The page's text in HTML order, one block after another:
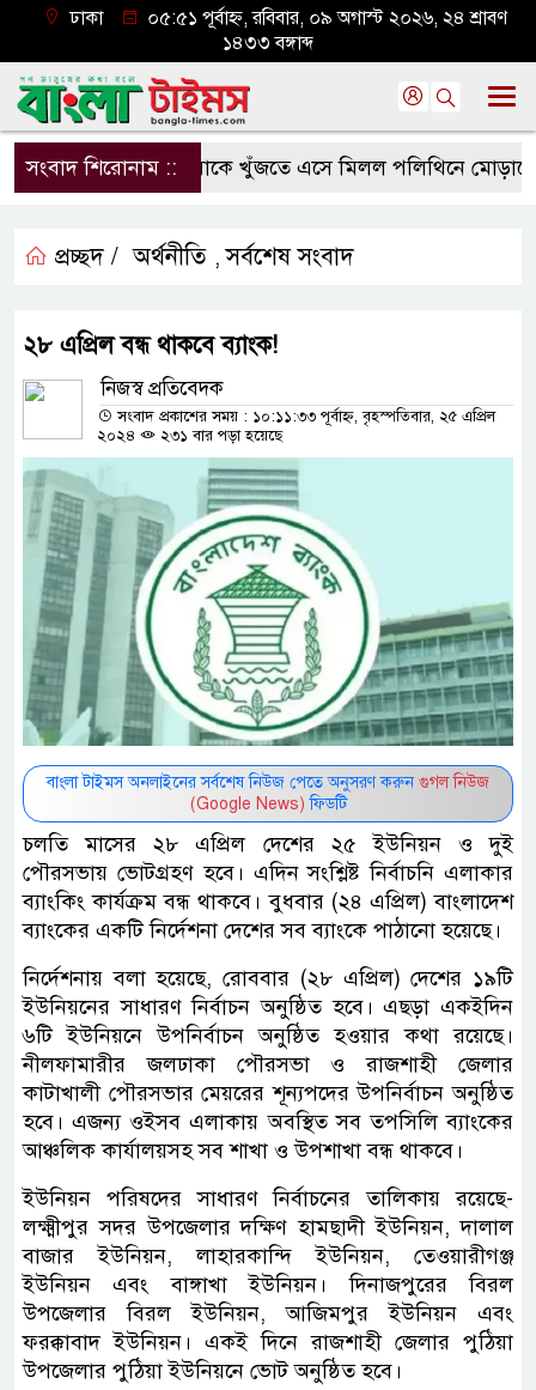
ঢাকা
০৫:৫১ পূর্বাহ্ন, রবিবার, ০৯ অগাস্ট ২০২৬, ২৪ শ্রাবণ
১৪৩৩ বঙ্গাব্দ
সংবাদ শিরোনাম ::মাকে খুঁজতে এসে মিলল পলিথিনে মোড়ানো
প্রচ্ছদ / অর্থনীতি ,সর্বশেষ সংবাদ
২৮ এপ্রিল বন্ধ থাকবে ব্যাংক!
নিজস্ব প্রতিবেদক
সংবাদ প্রকাশের সময় : ১০:১১:৩৩ পূর্বাহ্ন, বৃহস্পতিবার, ২৫ এপ্রিল
২০২৪
২৩১ বার পড়া হয়েছে
বাংলা টাইমস অনলাইনের সর্বশেষ নিউজ পেতে অনুসরণ করুন গুগল নিউজ
(Google News) ফিডটি
চলতি মাসের ২৮ এপ্রিল দেশের ২৫ ইউনিয়ন ও দুই
পৌরসভায় ভোটগ্রহণ হবে। এদিন সংশ্লিষ্ট নির্বাচনি এলাকার
ব্যাংকিং কার্যক্রম বন্ধ থাকবে। বুধবার (২৪ এপ্রিল) বাংলাদেশ
ব্যাংকের একটি নির্দেশনা দেশের সব ব্যাংকে পাঠানো হয়েছে।
নির্দেশনায় বলা হয়েছে, রোববার (২৮ এপ্রিল) দেশের ১৯টি
ইউনিয়নের সাধারণ নির্বাচন অনুষ্ঠিত হবে। এছড়া একইদিন
৬টি ইউনিয়নে উপনির্বাচন অনুষ্ঠিত হওয়ার কথা রয়েছে।
নীলফামারীর জলঢাকা পৌরসভা ও রাজশাহী জেলার
কাটাখালী পৌরসভার মেয়রের শূন্যপদের উপনির্বাচন অনুষ্ঠিত
হবে। এজন্য ওইসব এলাকায় অবস্থিত সব তপসিলি ব্যাংকের
আঞ্চলিক কার্যালয়সহ সব শাখা ও উপশাখা বন্ধ থাকবে।
ইউনিয়ন পরিষদের সাধারণ নির্বাচনের তালিকায় রয়েছে-
লক্ষ্মীপুর সদর উপজেলার দক্ষিণ হামছাদী ইউনিয়ন, দালাল
বাজার ইউনিয়ন, লাহারকান্দি ইউনিয়ন, তেওয়ারীগঞ্জ
ইউনিয়ন এবং বাঙ্গাখা ইউনিয়ন। দিনাজপুরের বিরল
উপজেলার বিরল ইউনিয়ন, আজিমপুর ইউনিয়ন এবং
ফরক্কাবাদ ইউনিয়ন। একই দিনে রাজশাহী জেলার পুঠিয়া
উপজেলার পুঠিয়া ইউনিয়নে ভোট অনুষ্ঠিত হবে।